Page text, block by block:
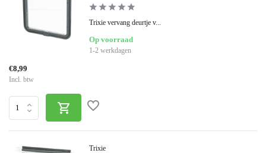
Trixie
Trixie vervang deurtje v...
Op voorraad
1-2 werkdagen
€8,99
Incl. btw